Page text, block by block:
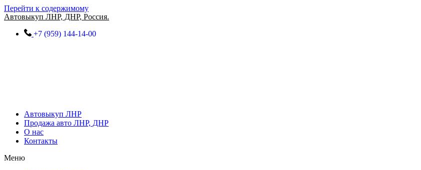
Перейти к содержимому
Автовыкуп ЛНР, ДНР, Россия.
+7 (959) 144-14-00
Автовыкуп ЛНР
Продажа авто ЛНР, ДНР
О нас
Контакты
Меню